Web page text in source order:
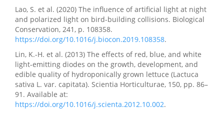
Lao, S. et al. (2020) The influence of artificial light at night
and polarized light on bird-building collisions. Biological
Conservation, 241, p. 108358.
https://doi.org/10.1016/j.biocon.2019.108358.
Lin, K.-H. et al. (2013) The effects of red, blue, and white
light-emitting diodes on the growth, development, and
edible quality of hydroponically grown lettuce (Lactuca
sativa L. var. capitata). Scientia Horticulturae, 150, pp. 86–
91. Available at:
https://doi.org/10.1016/j.scienta.2012.10.002.